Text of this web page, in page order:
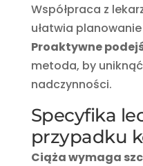
Współpraca z
ułatwia
Proaktywne
metoda, by
nadczynności.
Specyfika
przypadku
Ciąża wymaga